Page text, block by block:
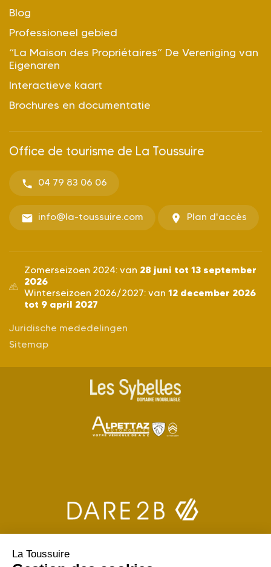
Blog
Professioneel gebied
“La Maison des Propriétaires” De Vereniging van
Eigenaren
Interactieve kaart
Brochures en documentatie
Office de tourisme de La Toussuire
04 79 83 06 06
info@la-toussuire.com Plan d'accès
Zomerseizoen 2024: van 28 juni tot 13 september
2026
Winterseizoen 2026/2027: van 12 december 2026
tot 9 april 2027
Juridische mededelingen
Sitemap
La Toussuire